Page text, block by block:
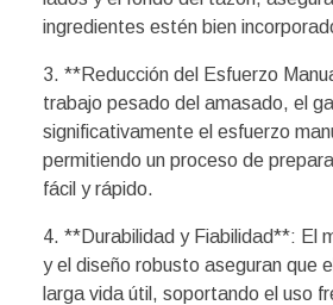
ingredientes estén bien
3. **Reducción del Esfuerzo
trabajo pesado del amasado, el
significativamente el esfuerzo
permitiendo un proceso de
fácil y rápido.
4. **Durabilidad y Fiabilidad**: El
y el diseño robusto aseguran que
larga vida útil, soportando el uso